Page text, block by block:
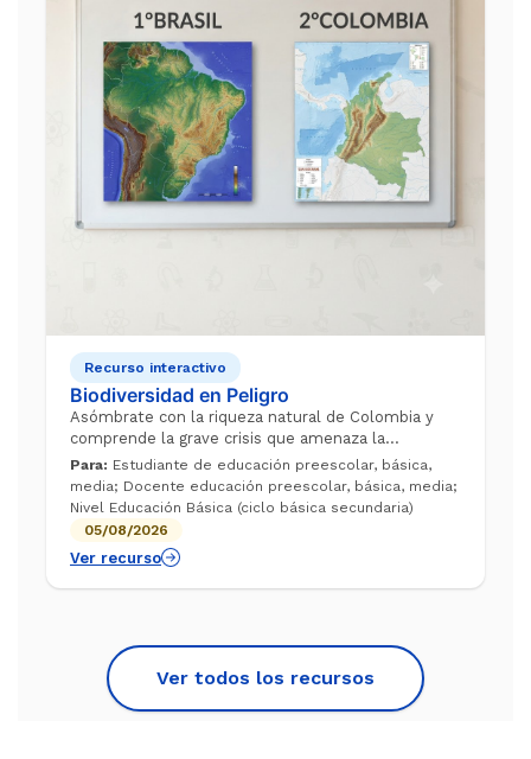
Recurso interactivo
Biodiversidad en Peligro
Asómbrate con la riqueza natural de Colombia y
comprende la grave crisis que amenaza la
supervivencia de sus especies singulares. A través
de este video de Aulas sin Fronteras, des...
Para: Estudiante de educación preescolar, básica,
media; Docente educación preescolar, básica, media;
Nivel Educación Básica (ciclo básica secundaria)
05/08/2026
Ver recurso
Ver todos los recursos